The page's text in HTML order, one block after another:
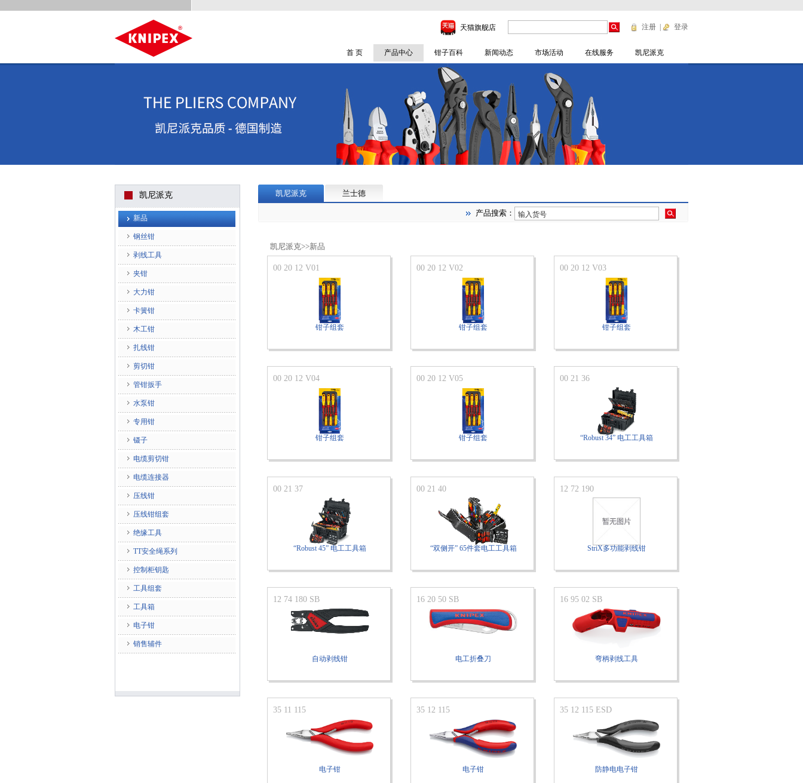
天猫旗舰店 注册 登录
首 页 产品中心 钳子百科 新闻动态 市场活动 在线服务 凯尼派克
凯尼派克
新品
钢丝钳
剥线工具
夹钳
大力钳
卡簧钳
木工钳
扎线钳
剪切钳
管钳扳手
水泵钳
专用钳
镊子
电缆剪切钳
电缆连接器
压线钳
压线钳组套
绝缘工具
TT安全绳系列
控制柜钥匙
工具组套
工具箱
电子钳
销售辅件
凯尼派克 兰士德
产品搜索：
凯尼派克>>新品
00 20 12 V01
钳子组套
00 20 12 V02
钳子组套
00 20 12 V03
钳子组套
00 20 12 V04
钳子组套
00 20 12 V05
钳子组套
00 21 36
“Robust 34” 电工工具箱
00 21 37
“Robust 45” 电工工具箱
00 21 40
“双侧开” 65件套电工工具箱
12 72 190
StriX多功能剥线钳
12 74 180 SB
自动剥线钳
16 20 50 SB
电工折叠刀
16 95 02 SB
弯柄剥线工具
35 11 115
电子钳
35 12 115
电子钳
35 12 115 ESD
防静电电子钳